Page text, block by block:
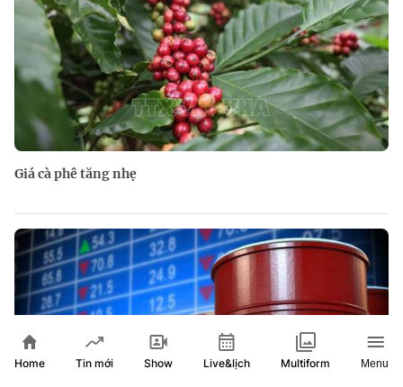
Giá cà phê tăng nhẹ
Home Tin mới Show Live&lịch Multiform Menu